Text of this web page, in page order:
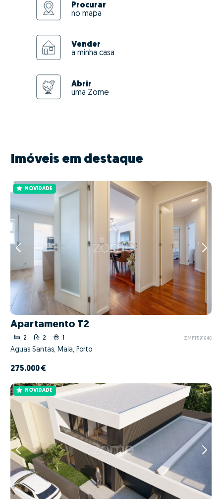
Procurar
no mapa
Vender
a minha casa
Abrir
uma Zome
Imóveis em destaque
NOVIDADE
Apartamento T2
2 2 1 ZMPT591646
Águas Santas, Maia, Porto
275.000 €
NOVIDADE